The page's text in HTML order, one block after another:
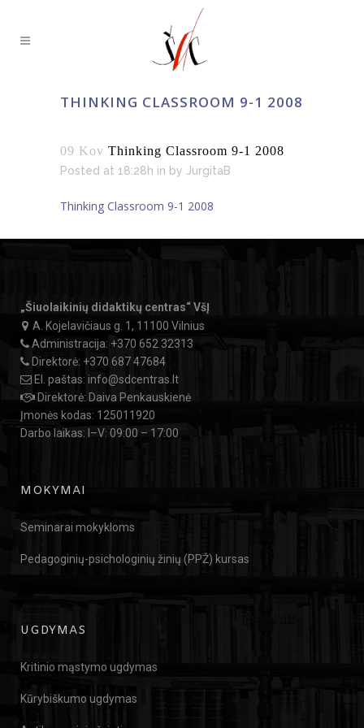
THINKING CLASSROOM 9-1 2008
09 Kov Thinking Classroom 9-1 2008
Posted at 18:28h in by JurgitaB
Thinking Classroom 9-1 2008
„Šiuolaikinių didaktikų centras“ VšĮ
A. Kojelavičiaus g. 1, 11100 Vilnius
Administracija: +370 652 32313
Direktorė: +370 687 47684
El. paštas: info@sdcentras.lt
Direktorė: Daiva Penkauskienė
Įmonės kodas: 125011920
Darbo laikas: I–V: 09:00 – 17:00
MOKYMAI
Seminarai mokykloms
Pedagoginių-psichologinių žinių (PPŽ) kursas
UGDYMAS
Kritinio mąstymo ugdymas
Kūrybiškumo ugdymas